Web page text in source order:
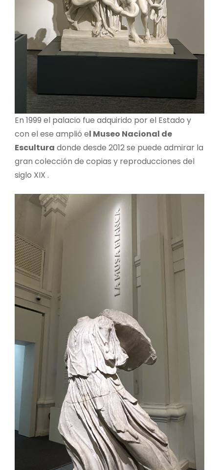
En 1999 el palacio fue adquirido por el Estado y
con el ese amplió el Museo Nacional de
Escultura donde desde 2012 se puede admirar la
gran colección de copias y reproducciones del
siglo XIX .